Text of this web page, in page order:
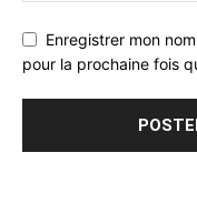
Enregistrer mon
pour la prochaine fois